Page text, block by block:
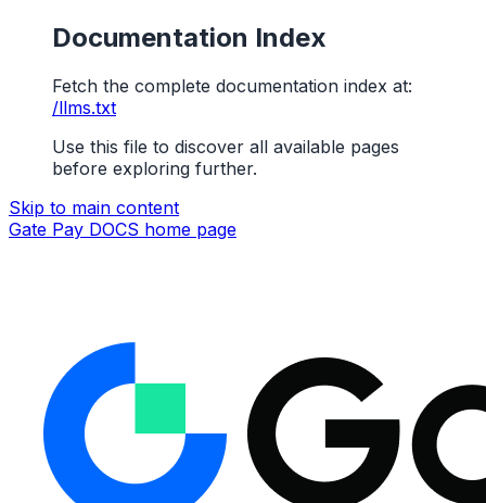
Documentation Index
Fetch the complete documentation index at:
/llms.txt
Use this file to discover all available pages
before exploring further.
Skip to main content
Gate Pay DOCS home page